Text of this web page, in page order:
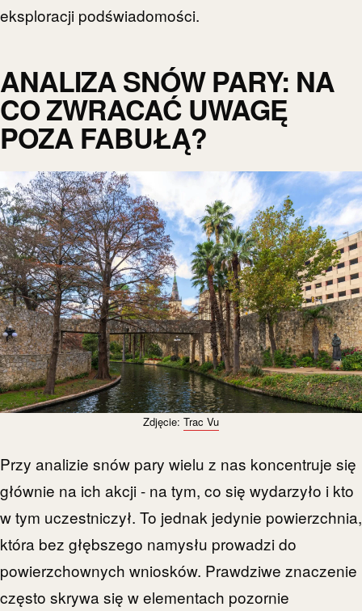
eksploracji podświadomości.
ANALIZA SNÓW PARY: NA
CO ZWRACAĆ UWAGĘ
POZA FABUŁĄ?
Zdjęcie: Trac Vu
Przy analizie snów pary wielu z nas koncentruje się
głównie na ich akcji - na tym, co się wydarzyło i kto
w tym uczestniczył. To jednak jedynie powierzchnia,
która bez głębszego namysłu prowadzi do
powierzchownych wniosków. Prawdziwe znaczenie
często skrywa się w elementach pozornie